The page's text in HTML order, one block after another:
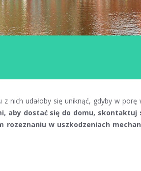
nich udałoby się uniknąć, gdyby w porę
aby dostać się do domu, skontaktuj
rozeznaniu w uszkodzeniach